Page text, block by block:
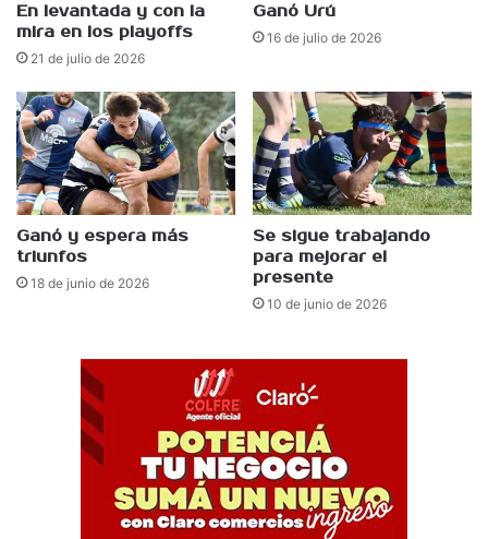
En levantada y con la
mira en los playoffs
21 de julio de 2026
Ganó Urú
16 de julio de 2026
Ganó y espera más
triunfos
18 de junio de 2026
Se sigue trabajando
para mejorar el
presente
10 de junio de 2026